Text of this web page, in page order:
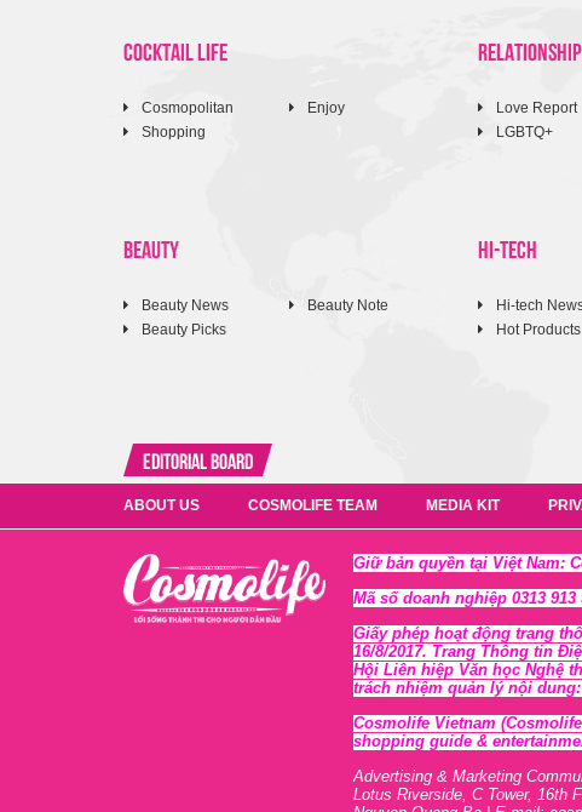
COCKTAIL LIFE
Cosmopolitan
Shopping
Enjoy
Love Report
LGBTQ+
BEAUTY
Beauty News
Beauty Picks
Beauty Note
HI-TECH
Hi-tech
Hot Products
Editorial Board
ABOUT US COSMOLIFE TEAM MEDIA KIT
Giữ bản quyền tại Việt Nam:
Mã số doanh nghiệp 0313
Giấy phép hoạt động trang
16/8/2017. Trang Thông tin
Hội Liên hiệp Văn học Nghệ
trách nhiệm quản lý nội
Cosmolife Vietnam
shopping guide &
Advertising & Marketing
Lotus Riverside, C Tower, 16th F